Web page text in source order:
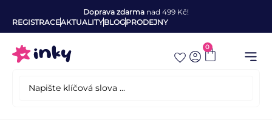
Doprava zdarma nad 499 Kč!
REGISTRACEAKTUALITYBLOGPRODEJNY
0